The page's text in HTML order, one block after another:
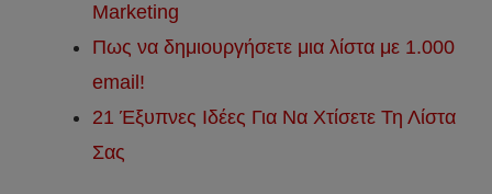
Marketing
Πως να δημιουργήσετε μια λίστα με 1.000
email!
21 Έξυπνες Ιδέες Για Να Χτίσετε Τη Λίστα
Σας